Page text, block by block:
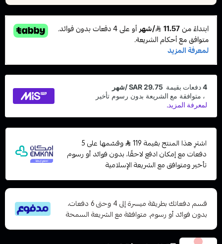
اشترِ هذا المنتج بقيمة 119
وقسّمها على 5
دفعات مع إمكان ادفع لاحقًا، بدون فوائد أو رسوم
تأخير ومتوافق مع الشريعة الإسلامية
قسم دفعاتك بطريقة ميسرة إلى 4 وحتى 6 دفعات،
بدون فوائد أو رسوم. متوافقة مع الشريعة السمحة